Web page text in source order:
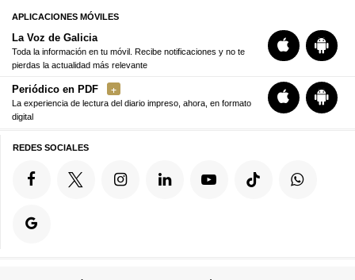
APLICACIONES MÓVILES
La Voz de Galicia
Toda la información en tu móvil. Recibe notificaciones y no te
pierdas la actualidad más relevante
Periódico en PDF
La experiencia de lectura del diario impreso, ahora, en formato
digital
REDES SOCIALES